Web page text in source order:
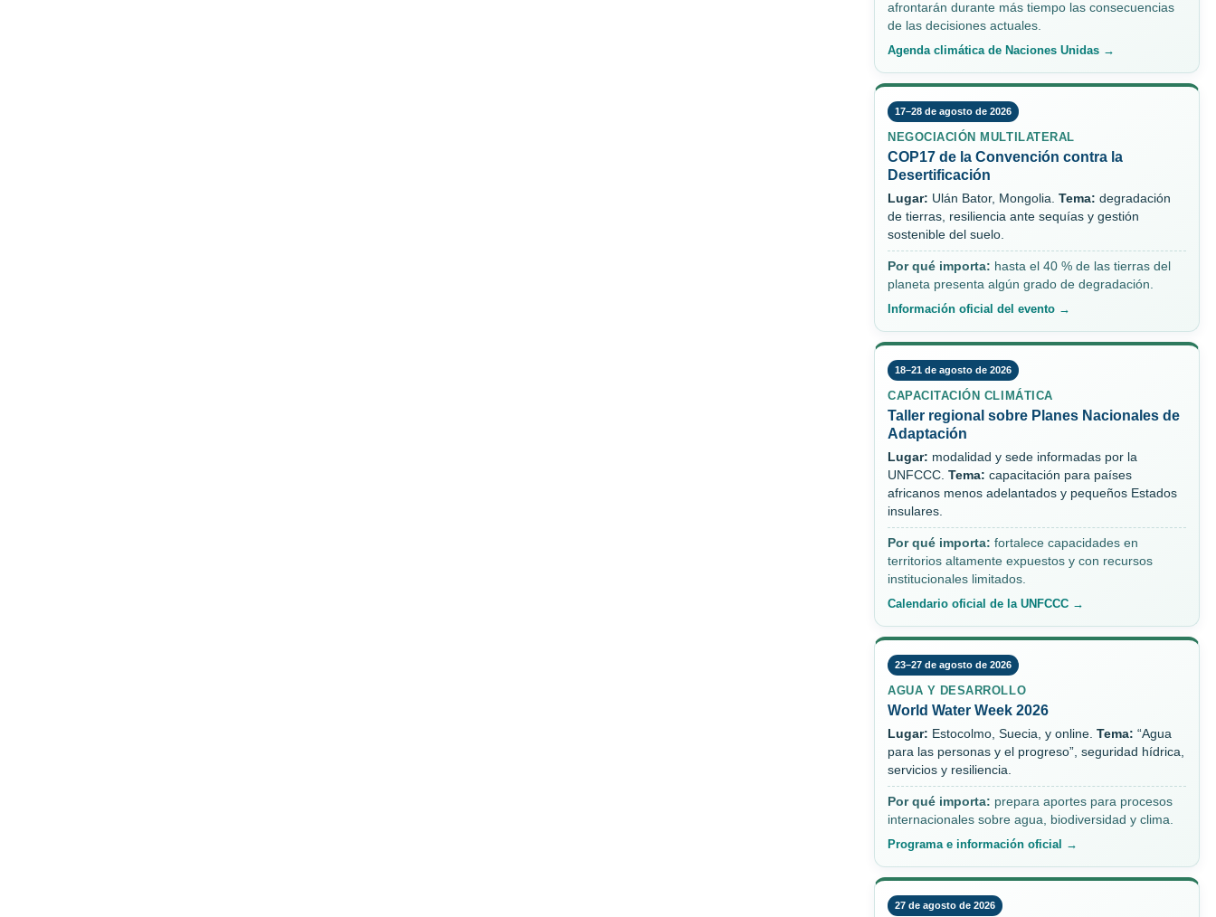
afrontarán durante más tiempo las consecuencias
de las decisiones actuales.
Agenda climática de Naciones Unidas →
17–28 de agosto de 2026
NEGOCIACIÓN MULTILATERAL
COP17 de la Convención contra la
Desertificación
Lugar: Ulán Bator, Mongolia. Tema: degradación
de tierras, resiliencia ante sequías y gestión
sostenible del suelo.
Por qué importa: hasta el 40 % de las tierras del
planeta presenta algún grado de degradación.
Información oficial del evento →
18–21 de agosto de 2026
CAPACITACIÓN CLIMÁTICA
Taller regional sobre Planes Nacionales de
Adaptación
Lugar: modalidad y sede informadas por la
UNFCCC. Tema: capacitación para países
africanos menos adelantados y pequeños Estados
insulares.
Por qué importa: fortalece capacidades en
territorios altamente expuestos y con recursos
institucionales limitados.
Calendario oficial de la UNFCCC →
23–27 de agosto de 2026
AGUA Y DESARROLLO
World Water Week 2026
Lugar: Estocolmo, Suecia, y online. Tema: “Agua
para las personas y el progreso”, seguridad hídrica,
servicios y resiliencia.
Por qué importa: prepara aportes para procesos
internacionales sobre agua, biodiversidad y clima.
Programa e información oficial →
27 de agosto de 2026